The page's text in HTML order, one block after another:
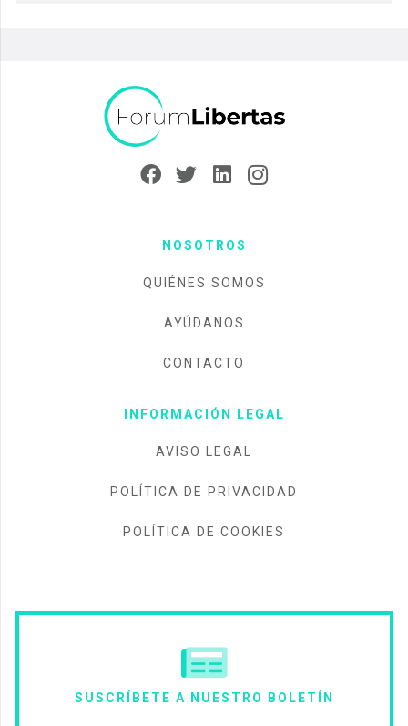
NOSOTROS
QUIÉNES SOMOS
AYÚDANOS
CONTACTO
INFORMACIÓN LEGAL
AVISO LEGAL
POLÍTICA DE PRIVACIDAD
POLÍTICA DE COOKIES
SUSCRÍBETE A NUESTRO BOLETÍN